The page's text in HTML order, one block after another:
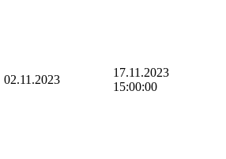
02.11.2023
17.11.2023
15:00:00